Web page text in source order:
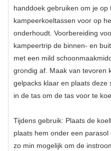
handdoek gebruiken om je op
kampeerkoeltassen voor op
onderhoudt. Voorbereiding
kampeertrip de binnen- en
met een mild
grondig af. Maak van tevoren
gelpacks klaar en plaats deze
in de tas om de tas voor te
Tijdens gebruik: Plaats de
plaats hem onder een
zo min mogelijk om de